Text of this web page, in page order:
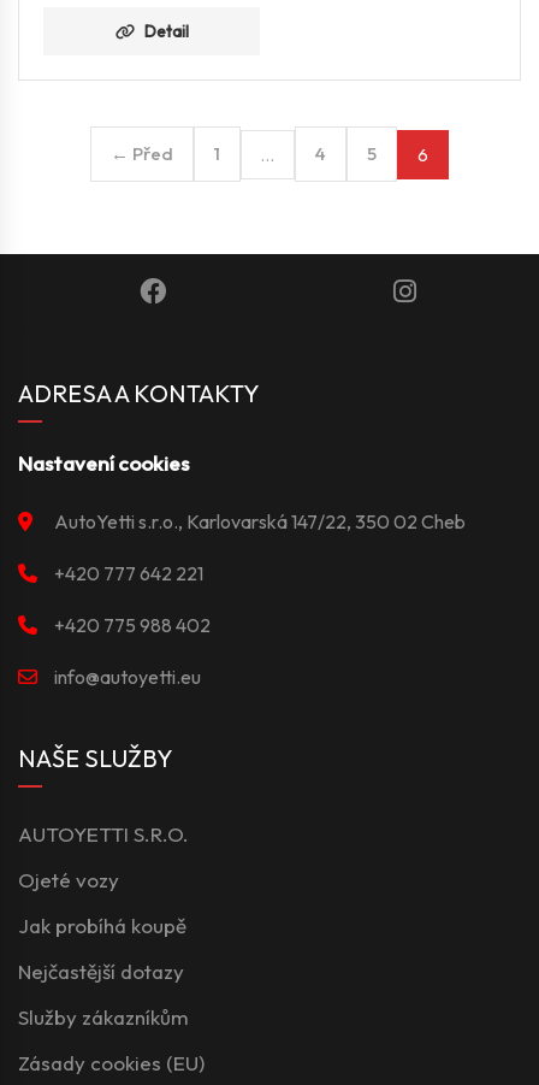
Detail
← Před 1 … 4 5 6
ADRESA A KONTAKTY
Nastavení cookies
AutoYetti s.r.o., Karlovarská 147/22, 350 02 Cheb
+420 777 642 221
+420 775 988 402
info@autoyetti.eu
NAŠE SLUŽBY
AUTOYETTI S.R.O.
Ojeté vozy
Jak probíhá koupě
Nejčastější dotazy
Služby zákazníkům
Zásady cookies (EU)